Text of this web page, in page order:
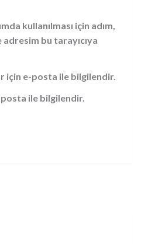
kullanılması için adım,
bu tarayıcıya
için e-posta ile bilgilendir.
ile bilgilendir.